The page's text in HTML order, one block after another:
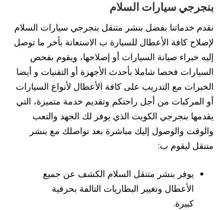
بنجرجي سيارات السلام
نقدم خدماتنا بفضل بنشر متنقل بنجرجي سيارات السلام
لإصلاح كافة الأعطال للسيارة ب الاستعانة بأخر ما توصل
إليه خبراء صيانة السيارات أو إصلاحها، ويقوم بفحص
السيارات فحصا شاملا بأحدث الأجهزة أو التقنيات و أيضا
الخبرات مع التدريب على كافة الأعطال لأنواع السيارات
أو المركبات من أجل راحتكم وتقديم خدمة متميزة، التي
يقدمها بنجرجي الكويت الذي يوفر لك الجهد والتعب
والوقت والوصول إليك مباشرة بعد تواصلك مع بنشر
متنقل ليقوم ب:
يوفر بنشر متنقل السلام الكشف عن جميع
الأعطال وتغيير البطاريات التالفة بحرفية
كبيرة.